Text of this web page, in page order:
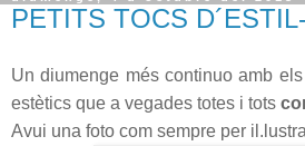
PETITS TOCS
Un diumenge més continuo amb
estètics que a vegades totes i tots
Avui una foto com sempre per